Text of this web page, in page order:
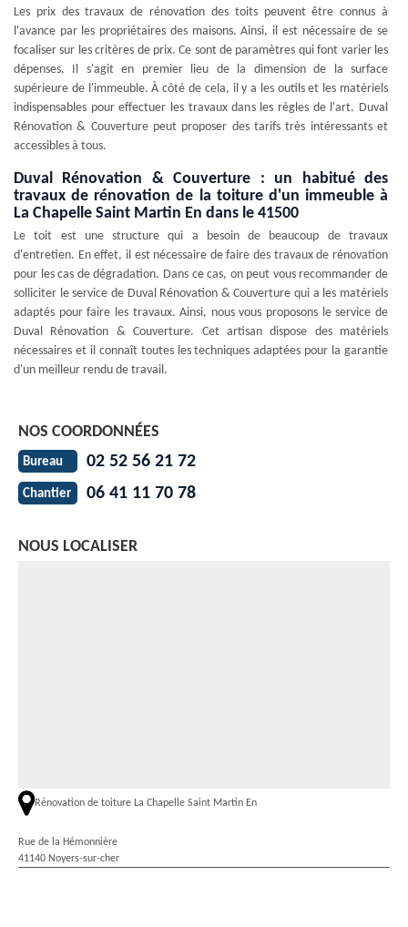
Les prix des travaux de rénovation des toits peuvent être connus à
l'avance par les propriétaires des maisons. Ainsi, il est nécessaire de se
focaliser sur les critères de prix. Ce sont de paramètres qui font varier les
dépenses. Il s'agit en premier lieu de la dimension de la surface
supérieure de l'immeuble. À côté de cela, il y a les outils et les matériels
indispensables pour effectuer les travaux dans les règles de l'art. Duval
Rénovation & Couverture peut proposer des tarifs très intéressants et
accessibles à tous.
Duval Rénovation & Couverture : un habitué des
travaux de rénovation de la toiture d'un immeuble à
La Chapelle Saint Martin En dans le 41500
Le toit est une structure qui a besoin de beaucoup de travaux
d'entretien. En effet, il est nécessaire de faire des travaux de rénovation
pour les cas de dégradation. Dans ce cas, on peut vous recommander de
solliciter le service de Duval Rénovation & Couverture qui a les matériels
adaptés pour faire les travaux. Ainsi, nous vous proposons le service de
Duval Rénovation & Couverture. Cet artisan dispose des matériels
nécessaires et il connaît toutes les techniques adaptées pour la garantie
d'un meilleur rendu de travail.
NOS COORDONNÉES
Bureau 02 52 56 21 72
Chantier 06 41 11 70 78
NOUS LOCALISER
Rénovation de toiture La Chapelle Saint Martin En
Rue de la Hémonnière
41140 Noyers-sur-cher